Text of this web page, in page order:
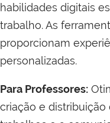
habilidades digitais
trabalho. As
proporcionam
personalizadas.
Para Professores:
criação e